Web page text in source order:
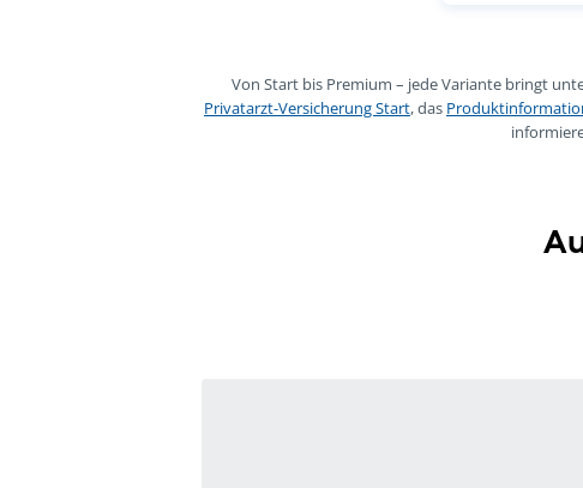
Von Start bis Premium – jede Variante bringt
Privatarzt-Versicherung Start, das